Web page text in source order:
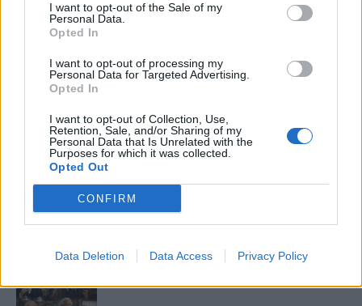
I want to opt-out of the Sale of my
Personal Data.
Opted In
I want to opt-out of processing my
Personal Data for Targeted Advertising.
Opted In
I want to opt-out of Collection, Use,
Retention, Sale, and/or Sharing of my
Personal Data that Is Unrelated with the
Purposes for which it was collected.
Opted Out
CONFIRM
Data Deletion Data Access Privacy Policy
13. rész
Woody Allen megosztó zsenialitása
A világ legismertebb ruhái